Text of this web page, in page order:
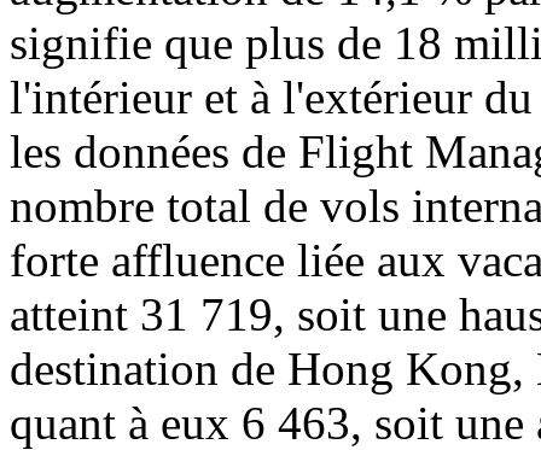
signifie que plus de 18
l'intérieur et à l'extérieur
les données de Flight
nombre total de vols
forte affluence liée aux
atteint 31 719, soit une
destination de Hong
quant à eux 6 463, soit